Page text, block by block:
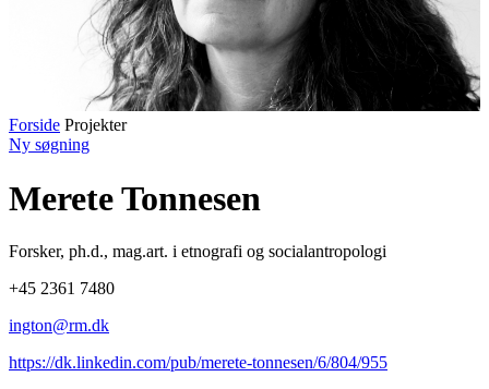
Forside Projekter
Ny søgning
Merete Tonnesen
Forsker, ph.d., mag.art. i etnografi og socialantropologi
+45 2361 7480
ington@rm.dk
https://dk.linkedin.com/pub/merete-tonnesen/6/804/955